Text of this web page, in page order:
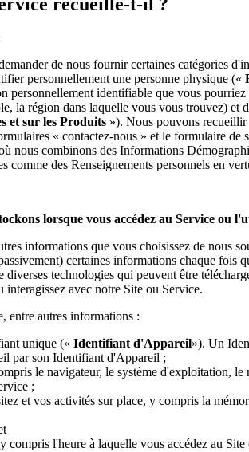
de nous fournir certaines catégories
personnellement une personne physique («
personnellement identifiable que vous
la région dans laquelle vous vous trouvez)
et sur les Produits »). Nous pouvons
« contactez-nous » et le formulaire
nous combinons des Informations
comme des Renseignements personnels en
lorsque vous accédez au Service ou
informations que vous choisissez de nous
certaines informations chaque fois
diverses technologies qui peuvent être
avec notre Site ou Service.
entre autres informations :
unique (« Identifiant d'Appareil»). Un
par son Identifiant d'Appareil ;
le navigateur, le système d'exploitation,
;
et vos activités sur place, y compris la
compris l'heure à laquelle vous accédez au